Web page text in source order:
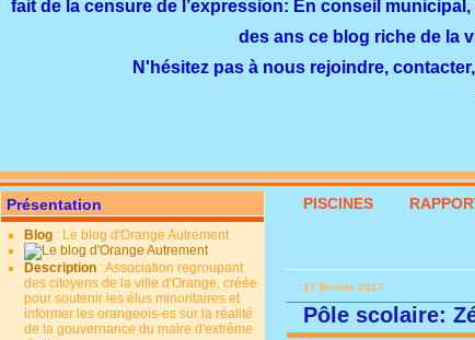
fait de la censure de l’expression: En conseil
des ans ce blog riche de la
N'hésitez pas à nous rejoindre,
Présentation
Blog : Le blog d'Orange Autrement
Description : Association regroupant
des citoyens de la ville d'Orange, créée
pour soutenir les élus minoritaires et
informer les orangeois-es sur la réalité
de la gouvernance du maire d'extrême
PISCINES
17 février 2017
Pôle scolaire: